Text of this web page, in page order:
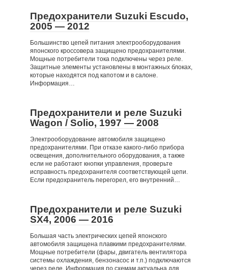
Предохранители Suzuki Escudo,
2005 — 2012
Большинство цепей питания электрооборудования
японского кроссовера защищено предохранителями.
Мощные потребители тока подключены через реле.
Защитные элементы установлены в монтажных блоках,
которые находятся под капотом и в салоне.
Информация…
Предохранители и реле Suzuki
Wagon / Solio, 1997 — 2008
Электрооборудование автомобиля защищено
предохранителями. При отказе какого-либо прибора
освещения, дополнительного оборудования, а также
если не работают кнопки управления, проверьте
исправность предохранителя соответствующей цепи.
Если предохранитель перегорел, его внутренний…
Предохранители и реле Suzuki
SX4, 2006 — 2016
Большая часть электрических цепей японского
автомобиля защищена плавкими предохранителями.
Мощные потребители (фары, двигатель вентилятора
системы охлаждения, бензонасос и т.п.) подключаются
через реле. Информация по схемам актуальна для